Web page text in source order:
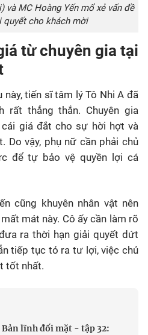
và MC Hoàng Yến mổ xẻ vấn đề
quyết cho khách mời
từ chuyên gia tại
tiến sĩ tâm lý Tô Nhi A đã
rất thẳng thắn. Chuyên gia
cái giá đắt cho sự hời hợt và
Do vậy, phụ nữ cần phải chủ
để tự bảo vệ quyền lợi cá
cũng khuyên nhân vật nên
mát này. Cô ấy cần làm rõ
ra thời hạn giải quyết dứt
tiếp tục tỏ ra tư lợi, việc chủ
tốt nhất.
Bản lĩnh đối mặt - tập 32: